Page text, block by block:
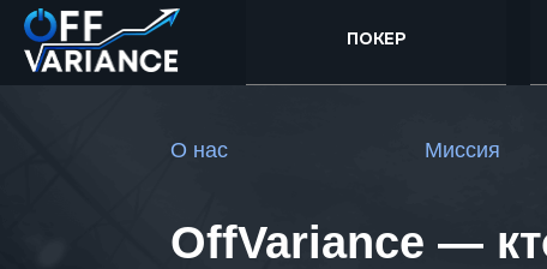
ПОКЕР
О нас Миссия
OffVariance —